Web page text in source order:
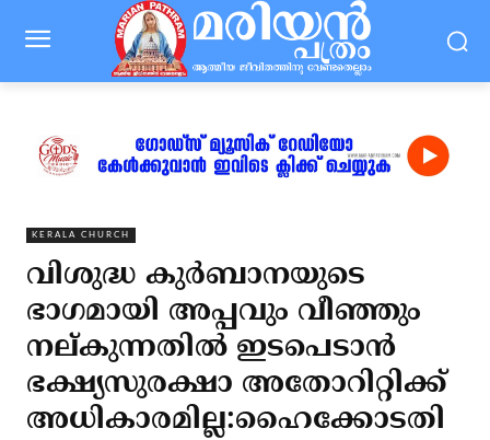
KERALA CHURCH
വിശുദ്ധ കുര്‍ബാനയുടെ
ഭാഗമായി അപ്പവും വീഞ്ഞും
നല്കുന്നതില്‍ ഇടപെടാന്‍
ഭക്ഷ്യസുരക്ഷാ അതോറിറ്റിക്ക്
അധികാരമില്ല:ഹൈക്കോടതി